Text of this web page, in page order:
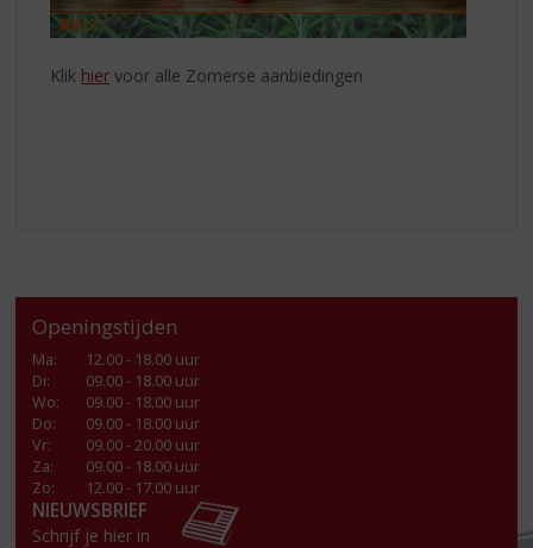
Klik hier voor alle Zomerse aanbiedingen
Openingstijden
Ma:
12.00 - 18.00 uur
Di:
09.00 - 18.00 uur
Wo:
09.00 - 18.00 uur
Do:
09.00 - 18.00 uur
Vr:
09.00 - 20.00 uur
Za:
09.00 - 18.00 uur
Zo:
12.00 - 17.00 uur
NIEUWSBRIEF
Schrijf je hier in